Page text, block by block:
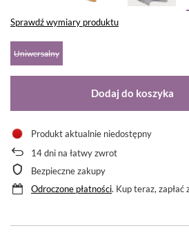
Sprawdź wymiary produktu
Uniwersalny
Dodaj do koszyka
Produkt aktualnie niedostępny
14dni na łatwy zwrot
Bezpieczne zakupy
Odroczone płatności. Kup teraz, zapłać